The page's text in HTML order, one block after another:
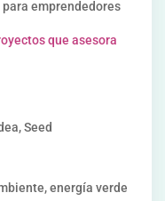
para emprendedores
que asesora
Seed
energía verde